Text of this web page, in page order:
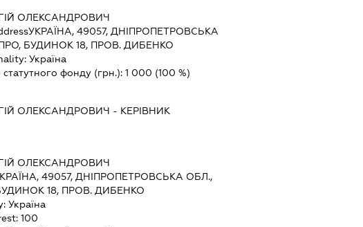
ОЛЕКСАНДРОВИЧ
УКРАЇНА, 49057, ДНІПРОПЕТРОВСЬКА
БУДИНОК 18, ПРОВ. ДИБЕНКО
Україна
статутного фонду (грн.): 1 000 (100 %)
ОЛЕКСАНДРОВИЧ - КЕРІВНИК
ОЛЕКСАНДРОВИЧ
49057, ДНІПРОПЕТРОВСЬКА ОБЛ.,
18, ПРОВ. ДИБЕНКО
Україна
100